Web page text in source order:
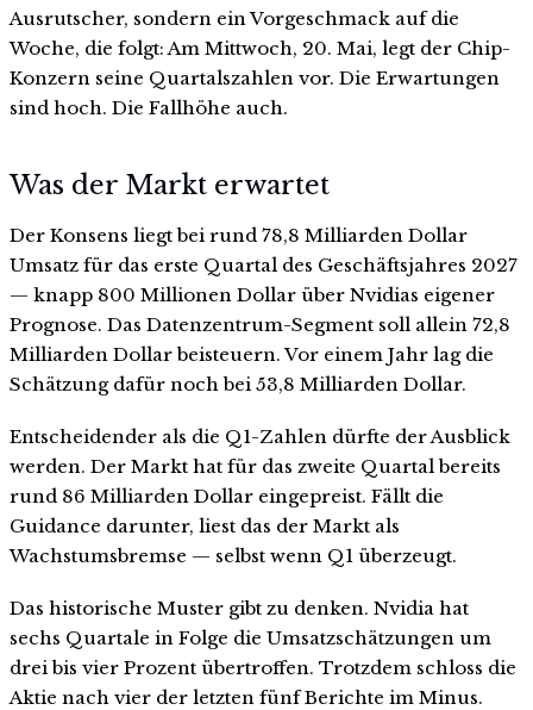
Ausrutscher, sondern ein Vorgeschmack auf die
Woche, die folgt: Am Mittwoch, 20. Mai, legt der Chip-
Konzern seine Quartalszahlen vor. Die Erwartungen
sind hoch. Die Fallhöhe auch.
Was der Markt erwartet
Der Konsens liegt bei rund 78,8 Milliarden Dollar
Umsatz für das erste Quartal des Geschäftsjahres 2027
— knapp 800 Millionen Dollar über Nvidias eigener
Prognose. Das Datenzentrum-Segment soll allein 72,8
Milliarden Dollar beisteuern. Vor einem Jahr lag die
Schätzung dafür noch bei 53,8 Milliarden Dollar.
Entscheidender als die Q1-Zahlen dürfte der Ausblick
werden. Der Markt hat für das zweite Quartal bereits
rund 86 Milliarden Dollar eingepreist. Fällt die
Guidance darunter, liest das der Markt als
Wachstumsbremse — selbst wenn Q1 überzeugt.
Das historische Muster gibt zu denken. Nvidia hat
sechs Quartale in Folge die Umsatzschätzungen um
drei bis vier Prozent übertroffen. Trotzdem schloss die
Aktie nach vier der letzten fünf Berichte im Minus.